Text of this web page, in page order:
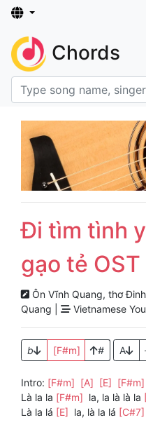
Chords
Đi tìm tình
gạo tẻ OST
Ôn Vĩnh Quang, thơ
Quang |
Vietnamese
b [F#m] # A
Intro: [F#m] [A] [E] [F#m]
Là la la [F#m] la, la là là la
Là la lá [E] la, là la lá [C#7]